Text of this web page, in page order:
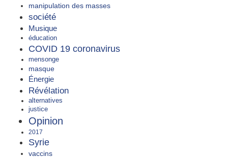
manipulation des masses
société
Musique
éducation
COVID 19 coronavirus
mensonge
masque
Énergie
Révélation
alternatives
justice
Opinion
2017
Syrie
vaccins